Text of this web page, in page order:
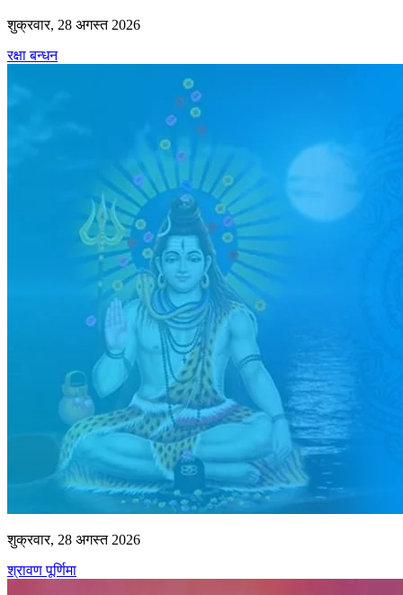
शुक्रवार, 28 अगस्त 2026
रक्षा बन्धन
शुक्रवार, 28 अगस्त 2026
श्रावण पूर्णिमा